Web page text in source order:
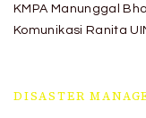
Hidayatullah
KMPA Manunggal
Komunikasi Ranita
DISASTER